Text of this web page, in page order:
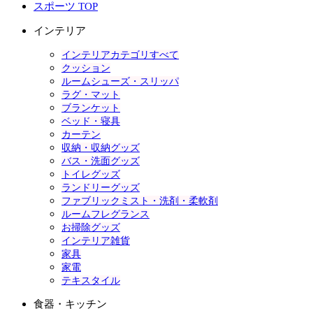
スポーツ TOP
インテリア
インテリアカテゴリすべて
クッション
ルームシューズ・スリッパ
ラグ・マット
ブランケット
ベッド・寝具
カーテン
収納・収納グッズ
バス・洗面グッズ
トイレグッズ
ランドリーグッズ
ファブリックミスト・洗剤・柔軟剤
ルームフレグランス
お掃除グッズ
インテリア雑貨
家具
家電
テキスタイル
食器・キッチン